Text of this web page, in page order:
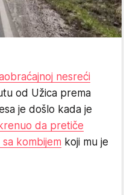
nesreći
od Užica prema
je došlo kada je
da pretiče
kombijem koji mu je